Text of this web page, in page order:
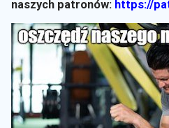
naszych patronów: https://